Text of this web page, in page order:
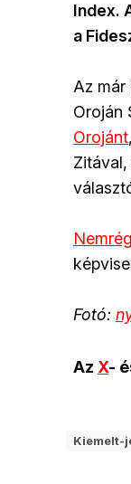
Index.
a
Az
Oroján
Orojánt
Fotó:
Az X-
Kiemelt-